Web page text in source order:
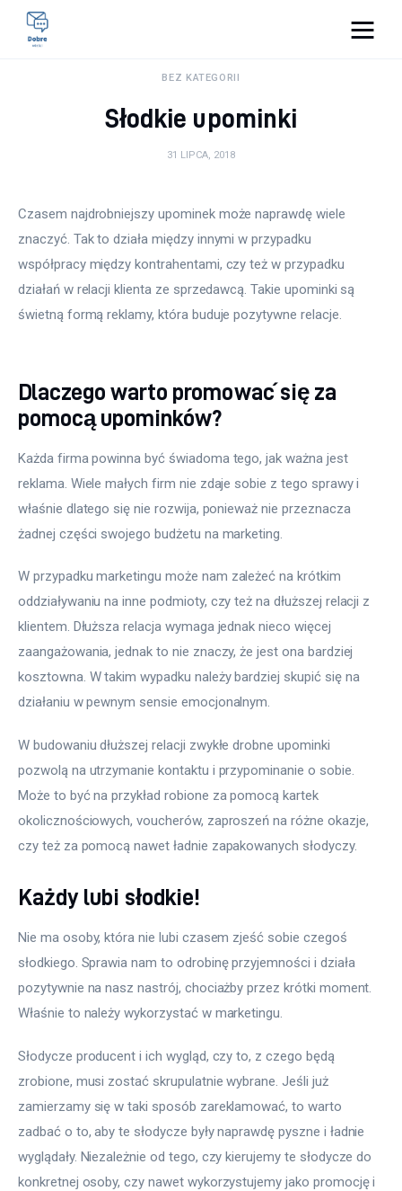
Lifestyle
Zdrowie
Uroda
Więcej
BEZ KATEGORII
Słodkie upominki
31 LIPCA, 2018
Czasem najdrobniejszy upominek może naprawdę wiele
znaczyć. Tak to działa między innymi w przypadku
współpracy między kontrahentami, czy też w przypadku
działań w relacji klienta ze sprzedawcą. Takie upominki są
świetną formą reklamy, która buduje pozytywne relacje.
Dlaczego warto promować się za
pomocą upominków?
Każda firma powinna być świadoma tego, jak ważna jest
reklama. Wiele małych firm nie zdaje sobie z tego sprawy i
właśnie dlatego się nie rozwija, ponieważ nie przeznacza
żadnej części swojego budżetu na marketing.
W przypadku marketingu może nam zależeć na krótkim
oddziaływaniu na inne podmioty, czy też na dłuższej relacji z
klientem. Dłuższa relacja wymaga jednak nieco więcej
zaangażowania, jednak to nie znaczy, że jest ona bardziej
kosztowna. W takim wypadku należy bardziej skupić się na
działaniu w pewnym sensie emocjonalnym.
W budowaniu dłuższej relacji zwykłe drobne upominki
pozwolą na utrzymanie kontaktu i przypominanie o sobie.
Może to być na przykład robione za pomocą kartek
okolicznościowych, voucherów, zaproszeń na różne okazje,
czy też za pomocą nawet ładnie zapakowanych słodyczy.
Każdy lubi słodkie!
Nie ma osoby, która nie lubi czasem zjeść sobie czegoś
słodkiego. Sprawia nam to odrobinę przyjemności i działa
pozytywnie na nasz nastrój, chociażby przez krótki moment.
Właśnie to należy wykorzystać w marketingu.
Słodycze producent i ich wygląd, czy to, z czego będą
zrobione, musi zostać skrupulatnie wybrane. Jeśli już
zamierzamy się w taki sposób zareklamować, to warto
zadbać o to, aby te słodycze były naprawdę pyszne i ładnie
wyglądały. Niezależnie od tego, czy kierujemy te słodycze do
konkretnej osoby, czy nawet wykorzystujemy jako promocję i